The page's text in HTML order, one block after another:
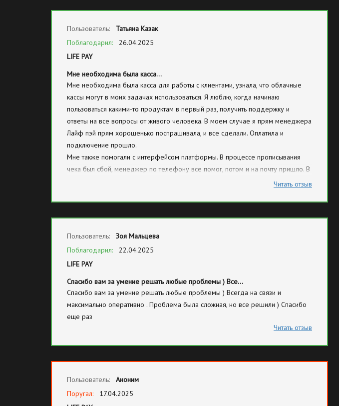
Пользователь:
​Татьяна Казак
Поблагодарил:
26.04.2025
LIFE PAY
Мне необходима была касса…
Мне необходима была касса для работы с клиентами, узнала, что облачные
кассы могут в моих задачах использоваться. Я люблю, когда начинаю
пользоваться какими-то продуктам в первый раз, получить поддержку и
ответы на все вопросы от живого человека. В моем случае я прям менеджера
Лайф пэй прям хорошенько поспрашивала, и все сделали. Оплатила и
подключение прошло.
Мне также помогали с интерфейсом платформы. В процессе прописывания
чека был сбой, менеджер по телефону все помог, потом и на почту пришло. В
общем, меня устраивает уровень сервиса, ответы на вопросы по почте
была возможность по телефону голосом общаться с живыми людьми. Вот так
будет изумительно! Благодарю
Читать отзыв
Пользователь:
Зоя Мальцева
Поблагодарил:
22.04.2025
LIFE PAY
Спасибо вам за умение решать любые проблемы ) Все…
Спасибо вам за умение решать любые проблемы ) Всегда на связи и
максимально оперативно . Проблема была сложная, но все решили ) Спасибо
еще раз
Читать отзыв
Пользователь:
Аноним
Поругал:
17.04.2025